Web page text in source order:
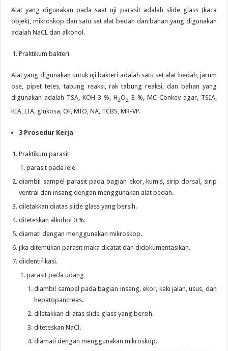
Alat yang digunakan pada saat uji parasit adalah slide glass (kaca
objek), mikroskop dan satu set alat bedah dan bahan yang digunakan
adalah NaCL dan alkohol.
Praktikum bakteri
Alat yang digunakan untuk uji bakteri adalah satu set alat bedah, jarum
ose, pipet tetes, tabung reaksi, rak tabung reaksi, dan bahan yang
digunakan adalah TSA, KOH 3 %, H2O2 3 %, MC-Conkey agar, TSIA,
KIA, LIA, glukosa, OF, MIO, NA, TCBS, MR-VP.
3 Prosedur Kerja
Praktikum parasit
parasit pada lele
diambil sampel parasit pada bagian ekor, kumis, sirip dorsal, sirip
ventral dan insang dengan menggunakan alat bedah.
diletakkan diatas slide glass yang bersih.
diteteskan alkohol 0 %.
diamati dengan menggunakan mikroskop.
jika ditemukan parasit maka dicatat dan didokumentasikan.
diidentifikasi.
parasit pada udang
diambil sampel pada bagian insang, ekor, kaki jalan, usus, dan
hepatopancreas.
diletakkan di atas slide glass yang bersih.
diteteskan NaCl.
diamati dengan menggunakan mikroskop.